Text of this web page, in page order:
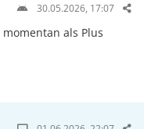
30.05.2026, 17:07
als Plus